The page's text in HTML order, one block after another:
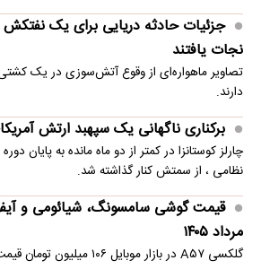
جزئیات حادثه دریایی برای یک
نجات یافتند
تصاویر ماهو‌اره‌ای از وقوع آتش‌سوزی در یک
دارند.
برکناری ناگهانی یک سپهبد ارتش
چارلز کوستانزا در کمتر از دو ماه مانده به پایان
نظامی ، از سمتش کنار گذاشته شد.
مرداد ۱۴۰۵
گلکسی A۵۷ در بازار موبایل ۱۰۶ میلیون تومان قیمت خورده است